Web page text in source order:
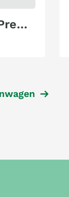
Bürstner Premio Life 490 TK